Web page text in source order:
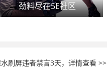
劲料尽在5E社区
刷屏违者禁言3天，详情查看 >>